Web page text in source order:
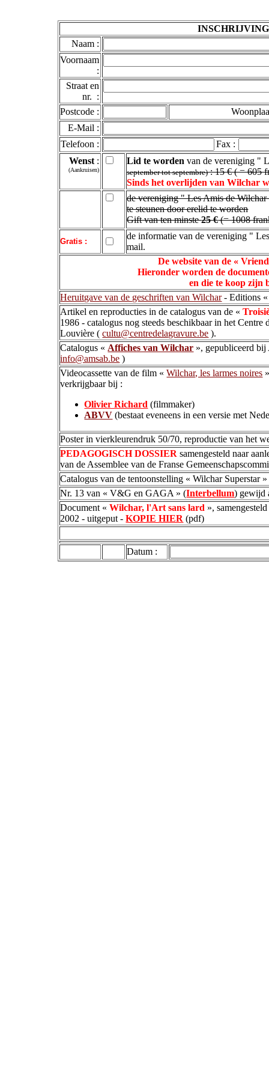
Naam :
Voornaam
:
Straat en
nr. :
Postcode :
E-Mail :
Telefoon :
Fax :
Wenst :
(Aankruisen)
Lid te worden van de vereniging "
september tot septembre): 15 € ( = 605
Sinds het overlijden van Wilchar
de vereniging " Les Amis de
te steunen door erelid te worden
Gift van ten minste25 €(= 1008
Gratis :
de informatie van de vereniging "
mail.
De website van de «
Hieronder worden de
en die te koop zijn
Heruitgave van de geschriften van Wilchar- Editions
Artikel en reproducties in de catalogus van de «
1986 - catalogus nog steeds beschikbaar in het
Louvière (cultu@centredelagravure.be ).
Catalogus « Affiches van Wilchar », gepubliceerd
info@amsab.be )
Videocassette van de film «Wilchar, les larmes noires
verkrijgbaar bij :
Olivier Richard (filmmaker)
ABVV (bestaat eveneens in een versie met
Poster in vierkleurendruk 50/70, reproductie van het
PEDAGOGISCH DOSSIER samengesteld naar
van de Assemblee van de Franse
Catalogus van de tentoonstelling « Wilchar
Nr. 13 van « V&G en GAGA » (Interbellum) gewijd
Document «Wilchar, l'Art sans lard »,
2002 - uitgeput -KOPIE HIER (pdf)
Datum :